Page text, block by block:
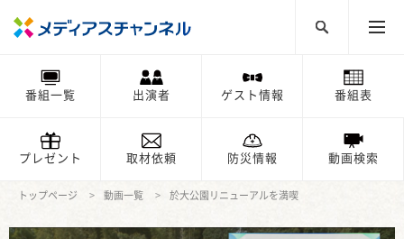
番組一覧 出演者 ゲスト情報 番組表
プレゼント 取材依頼 防災情報 動画検索
トップページ 動画一覧 於大公園リニューアルを満喫